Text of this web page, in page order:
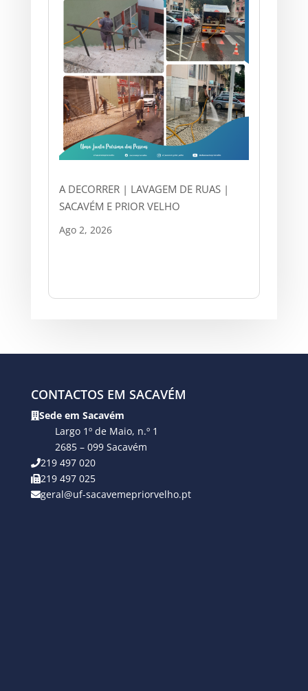
A DECORRER | LAVAGEM DE RUAS |
SACAVÉM E PRIOR VELHO
Ago 2, 2026
CONTACTOS EM SACAVÉM
Sede em Sacavém
Largo 1º de Maio, n.º 1
2685 – 099 Sacavém
219 497 020
219 497 025
geral@uf-sacavemepriorvelho.pt